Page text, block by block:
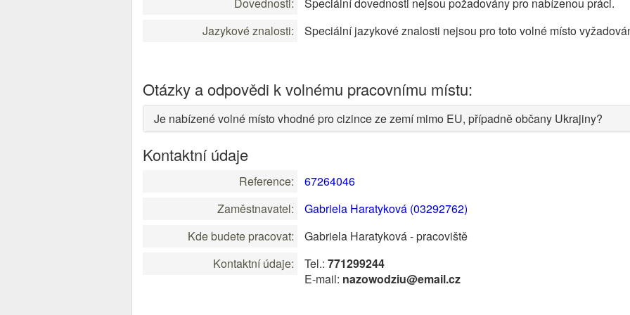
Jazykové znalosti:
Speciální jazykové znalosti nejsou pro toto volné místo
Otázky a odpovědi k volnému pracovnímu místu:
Je nabízené volné místo vhodné pro cizince ze zemí mimo EU, případně občany Ukrajiny?
Kontaktní údaje
Reference:
67264046
Zaměstnavatel:
Gabriela Haratyková (03292762)
Kde budete pracovat:
Gabriela Haratyková - pracoviště
Kontaktní údaje:
Tel.: 771299244
E-mail: nazowodziu@email.cz